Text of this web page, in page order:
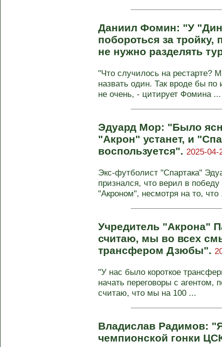
Даниил Фомин: "У
побороться за
не нужно разделять
"Что случилось на рестарте?
назвать один. Так вроде бы по
не очень, - цитирует Фомина ...
Эдуард Мор: "Было
"Акрон" устанет, и
воспользуется". 2025-04-
Экс-футболист "Спартака"
признался, что верил в
"Акроном", несмотря на то, что
Учредитель "Акрона"
считаю, мы во всех
трансфером Дзюбы".
"У нас было короткое
начать переговоры с агентом,
считаю, что мы на 100 ...
Владислав Радимов:
чемпионской гонки